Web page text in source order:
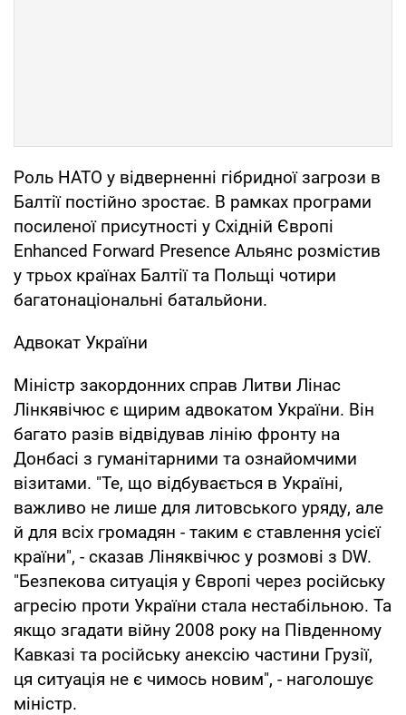
Роль НАТО у відверненні гібридної загрози в
Балтії постійно зростає. В рамках програми
посиленої присутності у Східній Європі
Enhanced Forward Presence Альянс розмістив
у трьох країнах Балтії та Польщі чотири
багатонаціональні батальйони.
Адвокат України
Міністр закордонних справ Литви Лінас
Лінкявічюс є щирим адвокатом України. Він
багато разів відвідував лінію фронту на
Донбасі з гуманітарними та ознайомчими
візитами. "Те, що відбувається в Україні,
важливо не лише для литовського уряду, але
й для всіх громадян - таким є ставлення усієї
країни", - сказав Ліняквічюс у розмові з DW.
"Безпекова ситуація у Європі через російську
агресію проти України стала нестабільною. Та
якщо згадати війну 2008 року на Південному
Кавказі та російську анексію частини Грузії,
ця ситуація не є чимось новим", - наголошує
міністр.